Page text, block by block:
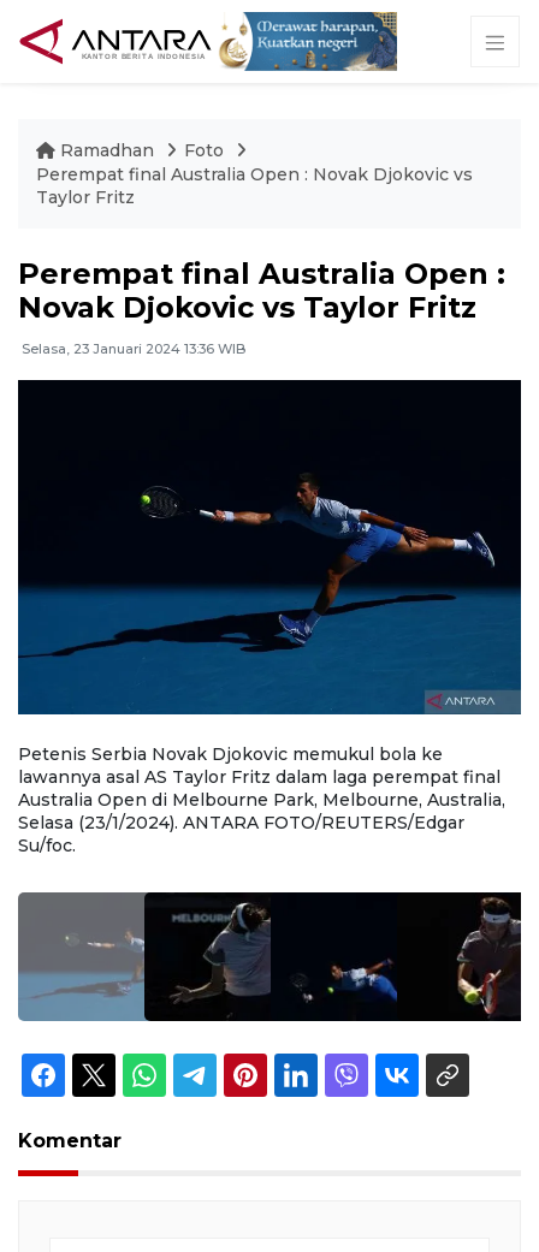
Ramadhan
Foto
Perempat final Australia Open : Novak Djokovic vs
Taylor Fritz
Perempat final Australia Open :
Novak Djokovic vs Taylor Fritz
Selasa, 23 Januari 2024 13:36 WIB
Petenis Serbia Novak Djokovic memukul bola ke
lawannya asal AS Taylor Fritz dalam laga perempat final
Australia Open di Melbourne Park, Melbourne, Australia,
Selasa (23/1/2024). ANTARA FOTO/REUTERS/Edgar
Su/foc.
Komentar